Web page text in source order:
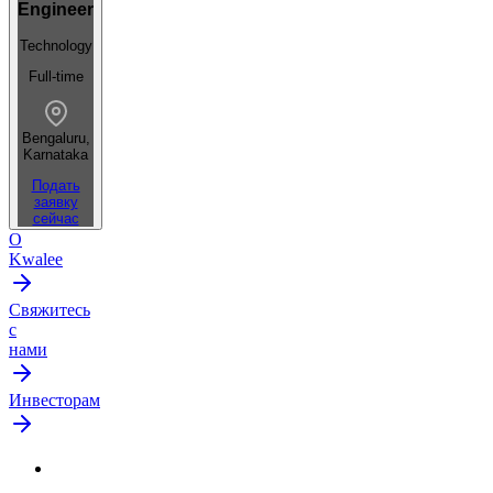
Engineer
Technology
Full-time
Bengaluru,
Karnataka
Подать
заявку
сейчас
О
Kwalee
Свяжитесь
с
нами
Инвесторам